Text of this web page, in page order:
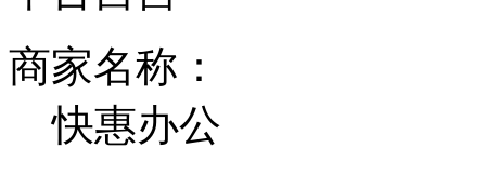
商家名称：
快惠办公